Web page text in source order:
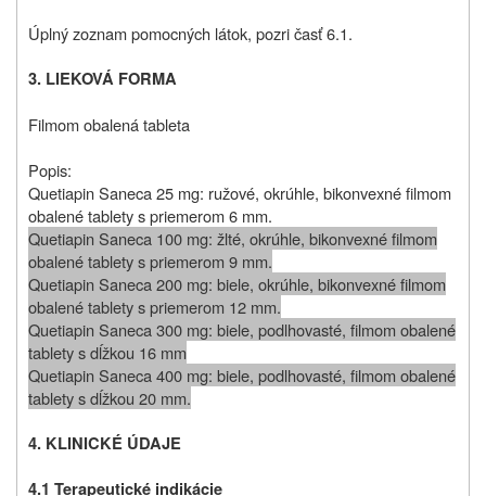
Úplný zoznam pomocných látok, pozri časť 6.1.
3. LIEKOVÁ FORMA
Filmom obalená tableta
Popis:
Quetiapin Saneca 25 mg: ružové, okrúhle, bikonvexné filmom
obalené tablety s priemerom 6 mm.
Quetiapin Saneca 100 mg: žlté, okrúhle, bikonvexné filmom
obalené tablety s priemerom 9 mm.
Quetiapin Saneca 200 mg: biele, okrúhle, bikonvexné filmom
obalené tablety s priemerom 12 mm.
Quetiapin Saneca 300 mg: biele, podlhovasté, filmom obalené
tablety s dĺžkou 16 mm
Quetiapin Saneca 400 mg: biele, podlhovasté, filmom obalené
tablety s dĺžkou 20 mm.
4. KLINICKÉ ÚDAJE
4.1 Terapeutické indikácie